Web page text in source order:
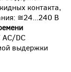
контакта,
≅24...240 В
DC
выдержки